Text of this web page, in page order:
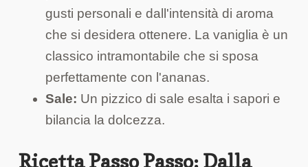
gusti personali e dall'intensità di aroma
che si desidera ottenere. La vaniglia è un
classico intramontabile che si sposa
perfettamente con l'ananas.
Sale: Un pizzico di sale esalta i sapori e
bilancia la dolcezza.
Ricetta Passo Passo: Dalla